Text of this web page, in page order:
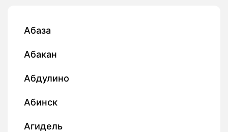
Абаза
Абакан
Абдулино
Абинск
Агидель